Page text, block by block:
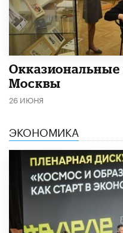
Москвы
26 ИЮНЯ
ЭКОНОМИКА